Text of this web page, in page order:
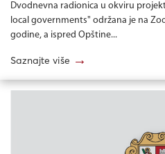
Dvodnevna radionica u okviru
local governments" održana je na
godine, a ispred Opštine...
Saznajte više →